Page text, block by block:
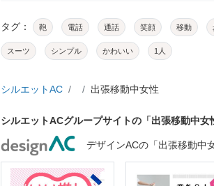
タグ： 鞄 電話 通話 笑顔 移動
スーツ シンプル かわいい 1人
シルエットAC 出張移動中女性
シルエットACグループサイトの「出張移動中女
デザインACの「出張移動中